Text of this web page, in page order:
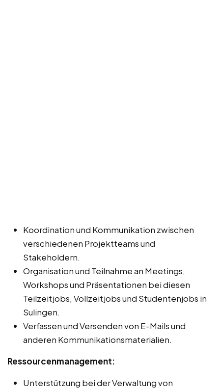
Koordination und Kommunikation zwischen
verschiedenen Projektteams und
Stakeholdern.
Organisation und Teilnahme an Meetings,
Workshops und Präsentationen bei diesen
Teilzeitjobs, Vollzeitjobs und Studentenjobs in
Sulingen.
Verfassen und Versenden von E-Mails und
anderen Kommunikationsmaterialien.
Ressourcenmanagement:
Unterstützung bei der Verwaltung von